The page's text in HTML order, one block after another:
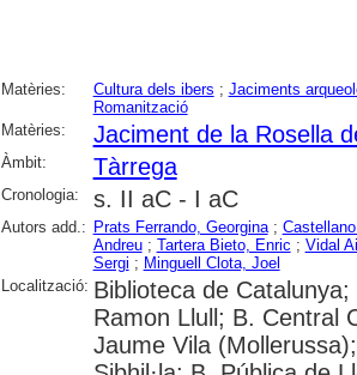
Matèries: Cultura dels ibers ; Jaciments
Romanització
Matèries:
Jaciment de la Rosella
Àmbit: Tàrrega
Cronologia: s. II aC - I aC
Autors add.: Prats Ferrando, Georgina;
Andreu; Tartera Bieto, Enric ; Vidal
Sergi ; Minguell Clota, Joel
Localització: Biblioteca de
Ramon Llull; B. Central
Jaume Vila